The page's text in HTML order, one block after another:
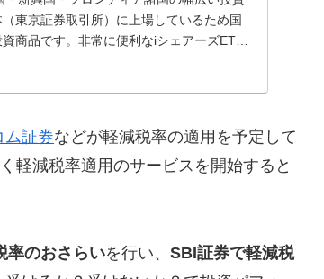
東京証券取引所）に上場しているため国
商品です。非常に便利なiシェアーズETF
ム証券などが軽減税率の適用を予定して
軽減税率適用のサービスを開始すると
率のおさらいを行い、 SBI証券で軽減税